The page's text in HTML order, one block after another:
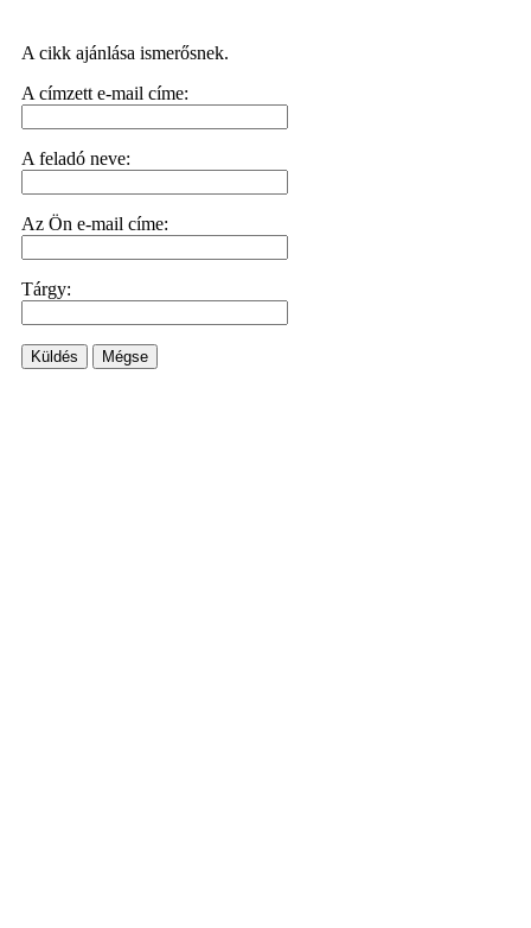
A cikk ajánlása ismerősnek.
A címzett e-mail címe:
A feladó neve:
Az Ön e-mail címe:
Tárgy:
Küldés Mégse